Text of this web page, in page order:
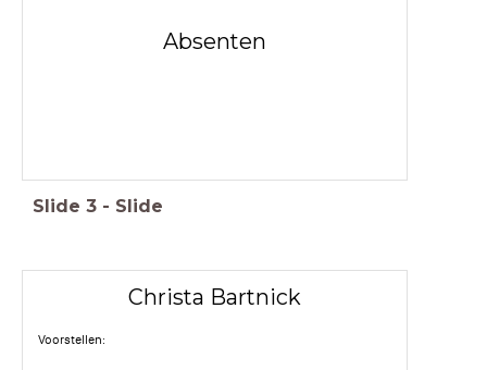
Absenten
Slide 3 - Slide
Christa Bartnick
Voorstellen: